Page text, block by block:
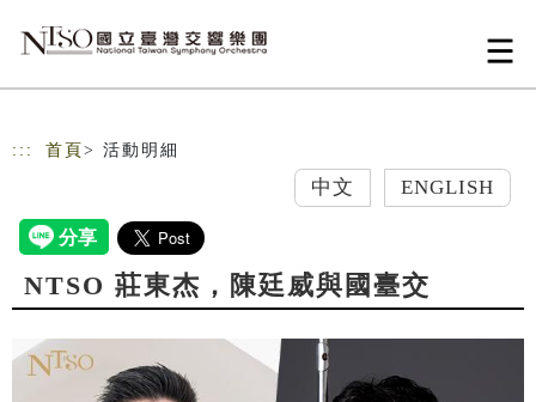
::: 首頁 > 活動明細
中文 ENGLISH
NTSO 莊東杰，陳廷威與國臺交